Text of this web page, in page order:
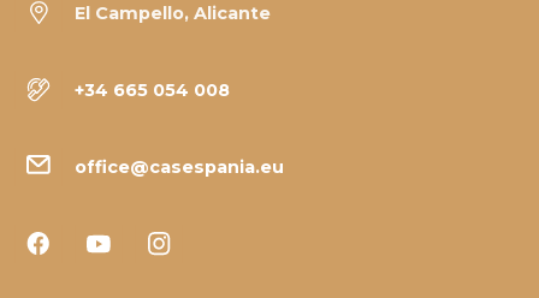
El Campello, Alicante
+34 665 054 008
office@casespania.eu